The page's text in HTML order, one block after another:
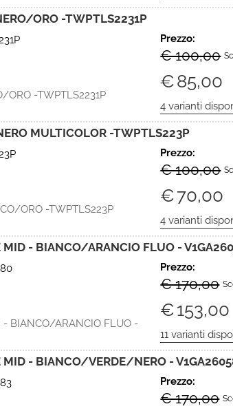
ORO -TWPTLS2231P
ORO -TWPTLS2231P
Prezzo:
€ 100,00
€85,00
MULTICOLOR -TWPTLS223P
ORO -TWPTLS223P
Prezzo:
€ 100,00
€70,00
- BIANCO/ARANCIO FLUO -
- BIANCO/ARANCIO FLUO -
Prezzo:
€ 170,00
€153,00
- BIANCO/VERDE/NERO -
Prezzo:
€ 170,00